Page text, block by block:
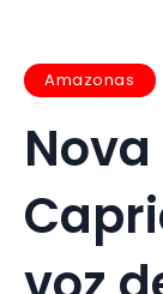
Amazonas